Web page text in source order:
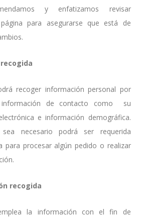
y enfatizamos revisar
para asegurarse que está de
recoger información personal por
de contacto como su
e información demográfica.
necesario podrá ser requerida
para procesar algún pedido o realizar
recogida
la información con el fin de